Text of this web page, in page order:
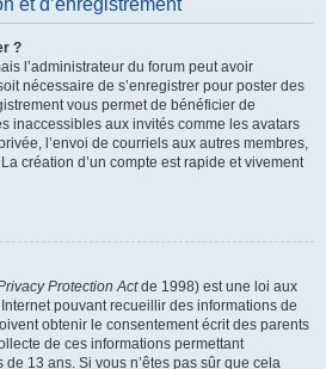
et d’enregistrement
?
l’administrateur du forum peut avoir
nécessaire de s’enregistrer pour poster des
vous permet de bénéficier de
inaccessibles aux invités comme les avatars
l’envoi de courriels aux autres membres,
création d’un compte est rapide et vivement
Protection Actde 1998) est une loi aux
pouvant recueillir des informations de
obtenir le consentement écrit des parents
de ces informations permettant
13 ans. Si vous n’êtes pas sûr que cela